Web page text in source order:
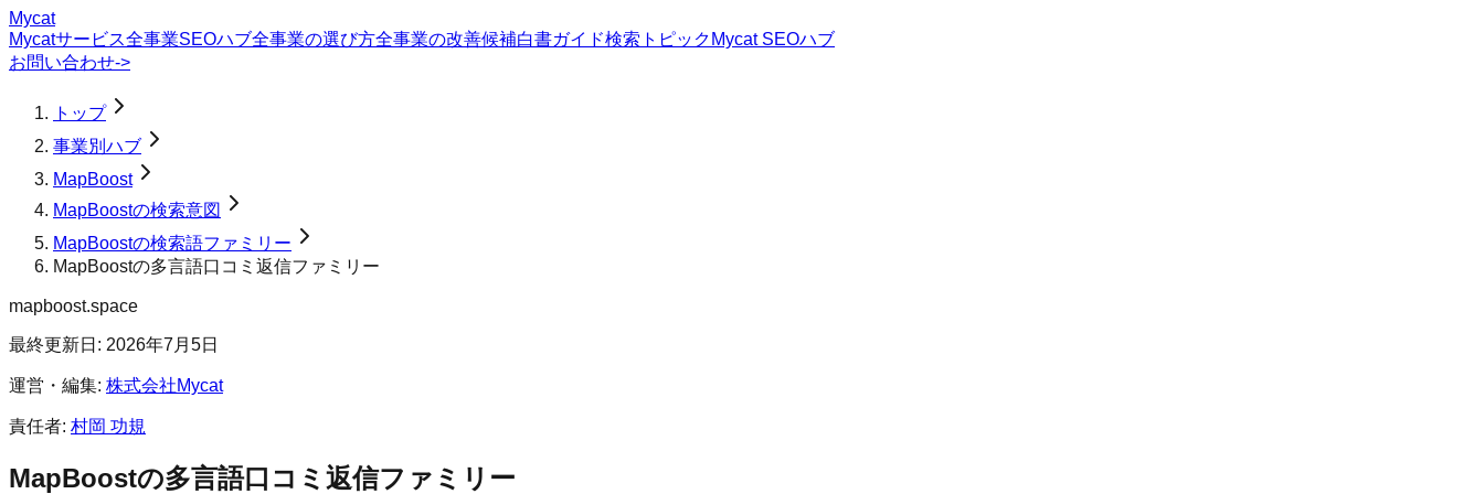
Mycat
Mycatサービス全事業SEOハブ全事業の選び方全事業の改善候補白書ガイド検索トピック Mycat SEOハブ
お問い合わせ->
トップ
事業別ハブ
MapBoost
MapBoostの検索意図
MapBoostの検索語ファミリー
MapBoostの多言語口コミ返信ファミリー
mapboost.space
最終更新日: 2026年7月5日
運営・編集: 株式会社Mycat
責任者: 村岡 功規
MapBoostの多言語口コミ返信ファミリー